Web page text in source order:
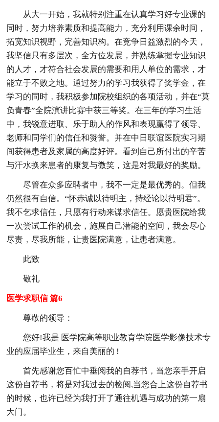
从大一开始，我就特别注重在认真学习好专业课的
同时，努力培养素质和提高能力，充分利用课余时间，
拓宽知识视野，完善知识构。在竞争日益激烈的今天，
我坚信只有多层次，全方位发展，并熟练掌握专业知识
的人才，才符合社会发展的需要和用人单位的需求，才
能立于不败之地。通过努力的学习我获得了奖学金，在
学习的同时，我积极参加院校组织的各项活动，并在“莫
负青春”全院演讲比赛中获三等奖。在三年的学习生活
中，我锐意进取、乐于助人的作风和表现赢得了领导、
老师和同学们的信任和赞誉。并在中日联谊医院实习期
间获得患者及家属的高度好评。看到自己所付出的辛苦
与汗水换来患者的康复与微笑，这是对我最好的奖励。
尽管在众多应聘者中，我不一定是最优秀的。但我
仍然很有自信。“怀赤诚以待明主，持经论以待明君”。
我不乞求信任，只愿有行动来谋求信任。愿贵医院给我
一次尝试工作的机会，施展自己潜能的空间，我会尽心
尽责，尽我所能，让贵医院满意，让患者满意。
此致
敬礼
医学求职信 篇6
尊敬的领导：
您好!我是 医学院高等职业教育学院医学影像技术专
业的应届毕业生，来自美丽的 !
首先感谢您百忙中垂阅我的自荐书，当您亲手开启
这份自荐书，将是对我过去的检阅,当您合上这份自荐书
的时候，也许已经为我打开了通往机遇与成功的第一扇
大门。